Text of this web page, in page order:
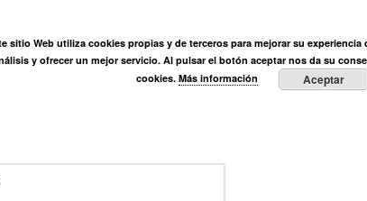
Ortega Muñoz Fundación Actividades
sitio Web utiliza cookies propias y de terceros para mejorar su experiencia
y ofrecer un mejor servicio. Al pulsar el botón aceptar nos da su
cookies. Más información Aceptar